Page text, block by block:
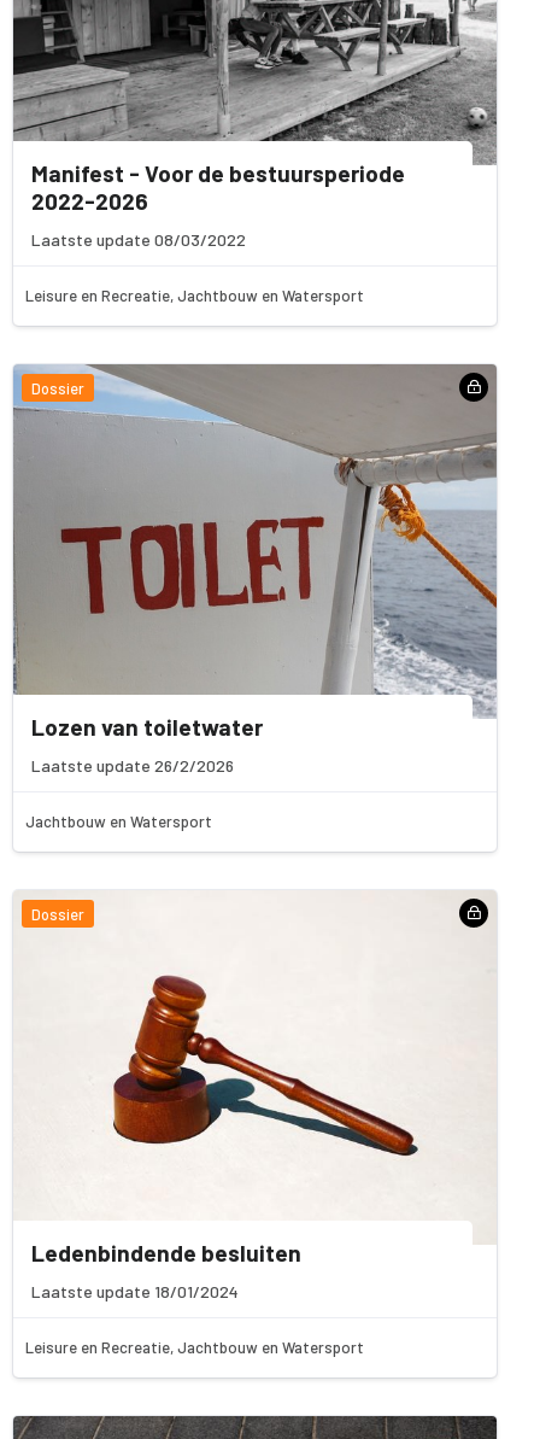
Manifest - Voor de bestuursperiode
2022-2026
Laatste update 08/03/2022
Leisure en Recreatie, Jachtbouw en Watersport
Dossier
Lozen van toiletwater
Laatste update 26/2/2026
Jachtbouw en Watersport
Dossier
Ledenbindende besluiten
Laatste update 18/01/2024
Leisure en Recreatie, Jachtbouw en Watersport